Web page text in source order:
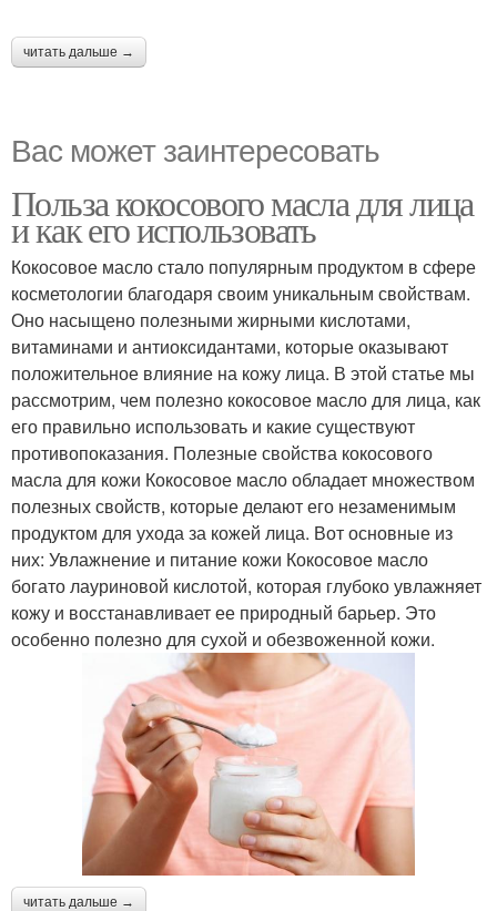
читать дальше →
Вас может заинтересовать
Польза кокосового масла для лица
и как его использовать
Кокосовое масло стало популярным продуктом в сфере
косметологии благодаря своим уникальным свойствам.
Оно насыщено полезными жирными кислотами,
витаминами и антиоксидантами, которые оказывают
положительное влияние на кожу лица. В этой статье мы
рассмотрим, чем полезно кокосовое масло для лица, как
его правильно использовать и какие существуют
противопоказания. Полезные свойства кокосового
масла для кожи Кокосовое масло обладает множеством
полезных свойств, которые делают его незаменимым
продуктом для ухода за кожей лица. Вот основные из
них: Увлажнение и питание кожи Кокосовое масло
богато лауриновой кислотой, которая глубоко увлажняет
кожу и восстанавливает ее природный барьер. Это
особенно полезно для сухой и обезвоженной кожи.
читать дальше →